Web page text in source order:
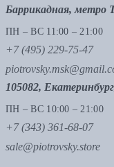
Баррикадная, метро
ПН – ВС 11:00 – 21:00
+7 (495) 229-75-47
105082,
ПН – ВС 10:00 – 21:00
+7 (343) 361-68-07
sale@piotrovsky.store